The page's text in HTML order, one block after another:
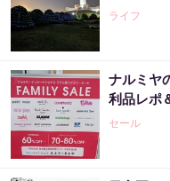
ライフ
ナルミヤ
利品レポ
セール